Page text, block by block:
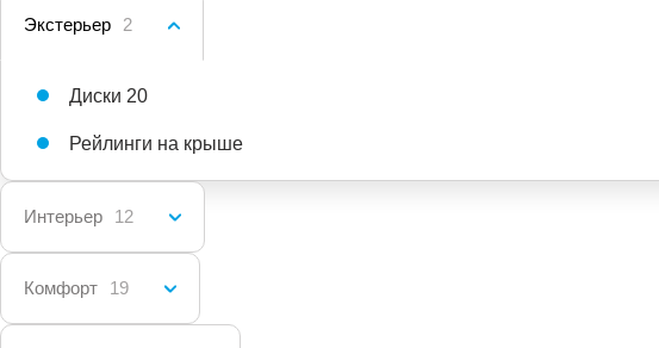
Экстерьер 2
Диски 20
Рейлинги на крыше
Интерьер 12
Комфорт 19